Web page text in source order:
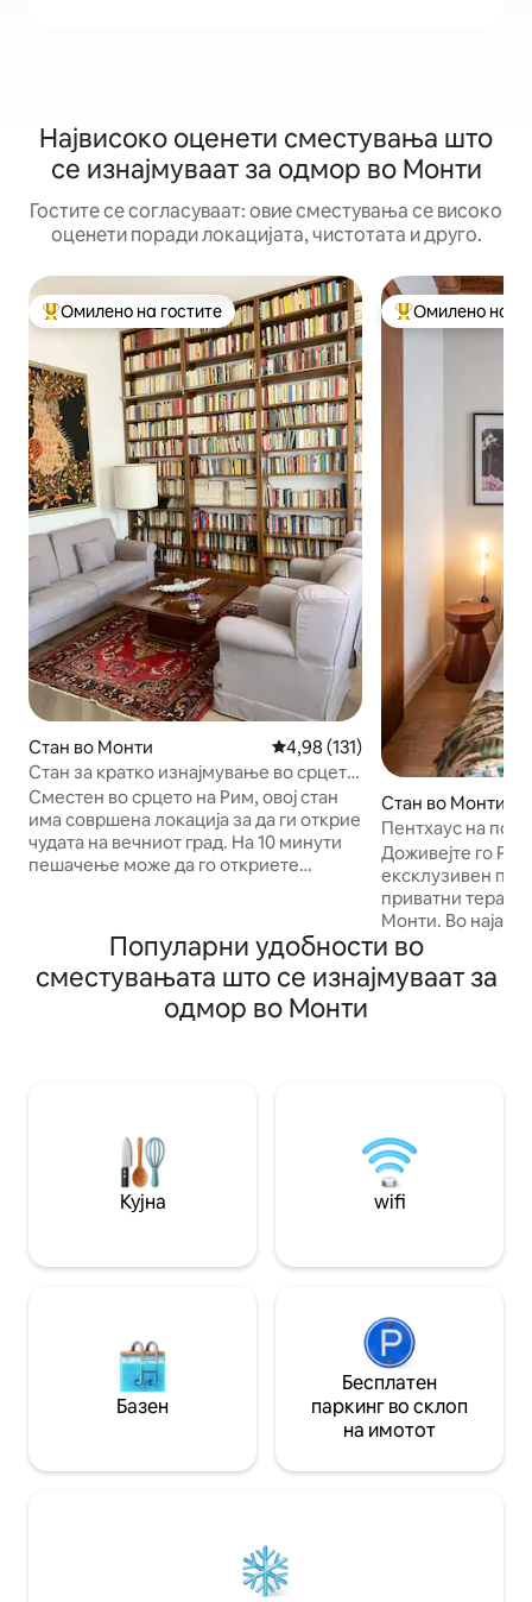
Највисоко оценети сместувања што
се изнајмуваат за одмор во Монти
Гостите се согласуваат: овие сместувања се високо
оценети поради локацијата, чистотата и друго.
Меѓу најуспешните „Омилени на гостите“
Омилено на гостите
Стан во Монти Просечна оцена: 4,98 од 5,
4,98 (131)
Стан за кратко изнајмување во срцето
на Рим
Сместен во срцето на Рим, овој стан
има совршена локација за да ги открие
чудата на вечниот град. На 10 минути
пешачење може да го откриете
скриениот скапоцен камен на Сент
Праседе; да се восхитувате на
работата на Микеланџело во Свети
Петар во Винколи каде што се наоѓа
неговиот познат Мојсеј; да седите во
разгалени за избор!
Меѓу
Омилено на
Стан во Монти
Пентхаус на
2 приватни
Доживејте го
ексклузивен
приватни тераси
Монти. Во најавтентичното и
најживописното
Ciancaleoni 45,
на тоа. *** Секој гостин ќе има комплет
постелнина: 1
лице, 1 крпа за
Популарни удобности во
сместувањата што се изнајмуваат за
одмор во Монти
Кујна wifi
Базен
Бесплатен
паркинг во склоп
на имотот